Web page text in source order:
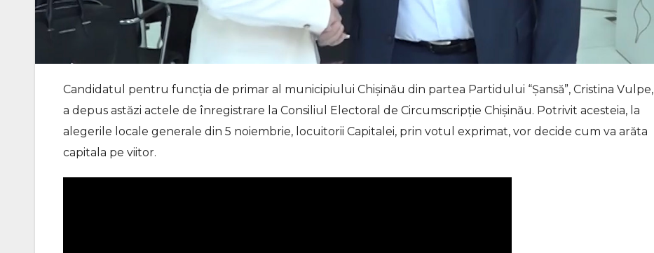
Candidatul pentru funcția de primar al municipiului Chișinău din partea Partidului “Șansă”, Cristina Vulpe,
a depus astăzi actele de înregistrare la Consiliul Electoral de Circumscripție Chișinău. Potrivit acesteia, la
alegerile locale generale din 5 noiembrie, locuitorii Capitalei, prin votul exprimat, vor decide cum va arăta
capitala pe viitor.